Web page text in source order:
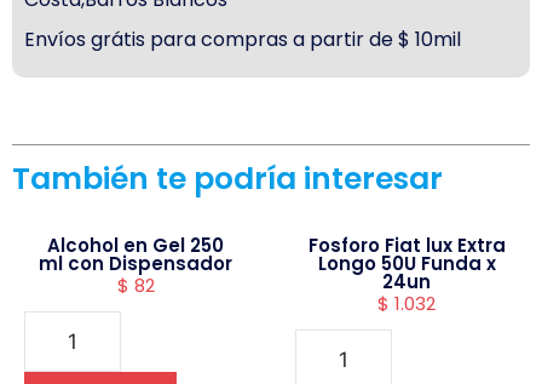
Envíos grátis para compras a partir de $ 10mil
También te podría interesar
Alcohol en Gel 250
ml con Dispensador
$ 82
Fosforo Fiat lux Extra
Longo 50U Funda x
24un
$ 1.032